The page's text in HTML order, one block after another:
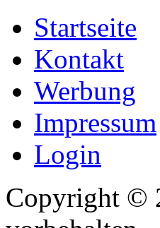
Startseite
Kontakt
Werbung
Impressum
Login
Copyright ©